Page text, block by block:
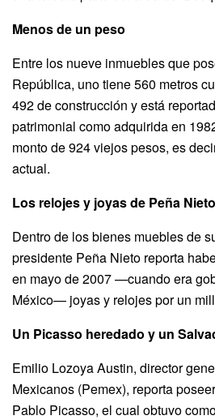
Menos de un peso
Entre los nueve inmuebles que
República, uno tiene 560 metros
492 de construcción y está
patrimonial como adquirida en
monto de 924 viejos pesos, es
actual.
Los relojes y joyas de Peña Nieto
Dentro de los bienes muebles de
presidente Peña Nieto reporta
en mayo de 2007 —cuando era
México— joyas y relojes por un
Un Picasso heredado y un
Emilio Lozoya Austin, director
Mexicanos (Pemex), reporta
Pablo Picasso, el cual obtuvo